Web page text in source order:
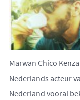
Marwan Chico
Nederlands acteur
Nederland vooral